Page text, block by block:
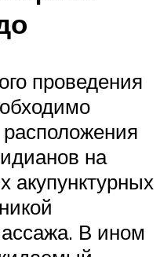
проведения
на
акупунктурных
В ином